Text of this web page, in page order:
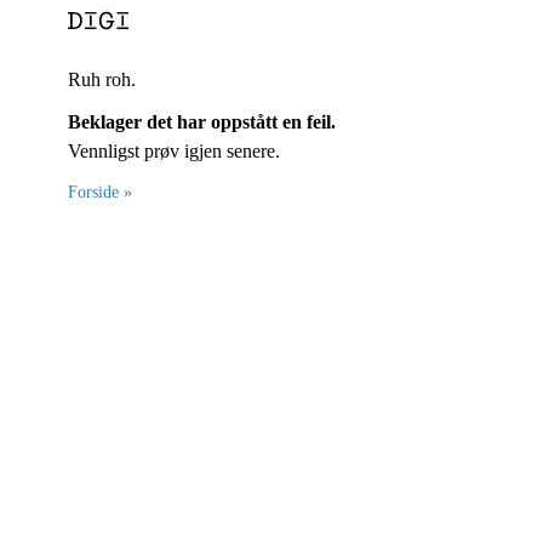
Ruh roh.
Beklager det har oppstått en feil.
Vennligst prøv igjen senere.
Forside »